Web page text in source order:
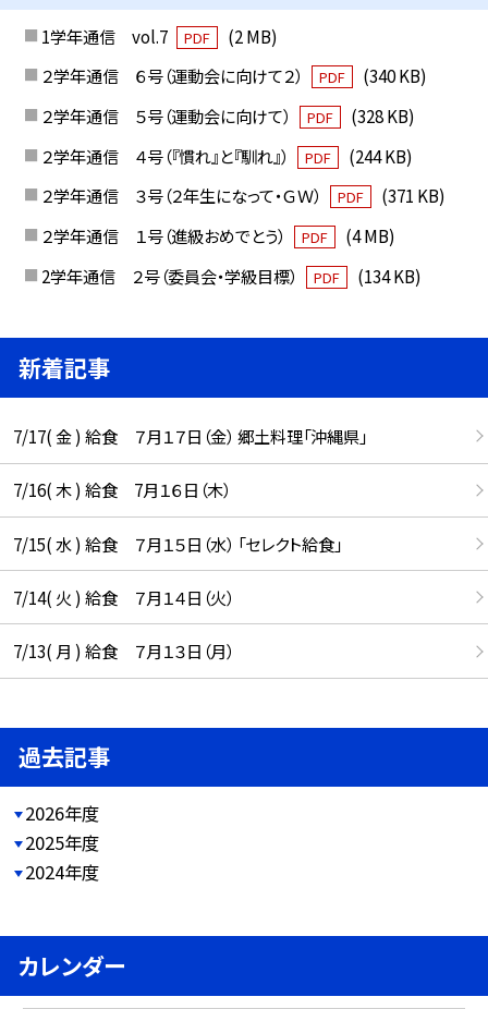
1学年通信 vol.7 PDF
(2 MB)
２学年通信 ６号（運動会に向けて２）
PDF
(340 KB)
２学年通信 ５号（運動会に向けて）
PDF
(328 KB)
２学年通信 ４号（『慣れ』と『馴れ』）
PDF
(244 KB)
２学年通信 ３号（２年生になって・ＧＷ）
PDF
(371 KB)
２学年通信 １号（進級おめでとう）
PDF
(4 MB)
2学年通信 ２号（委員会・学級目標）
PDF (134 KB)
新着記事
7/17( 金 ) 給食 ７月１７日（金） 郷土料理「沖縄県」
7/16( 木 ) 給食 7月１６日（木）
7/15( 水 ) 給食 ７月１５日（水） 「セレクト給食」
7/14( 火 ) 給食 ７月１４日（火）
7/13( 月 ) 給食 ７月１３日（月）
過去記事
2026年度
2025年度
2024年度
カレンダー